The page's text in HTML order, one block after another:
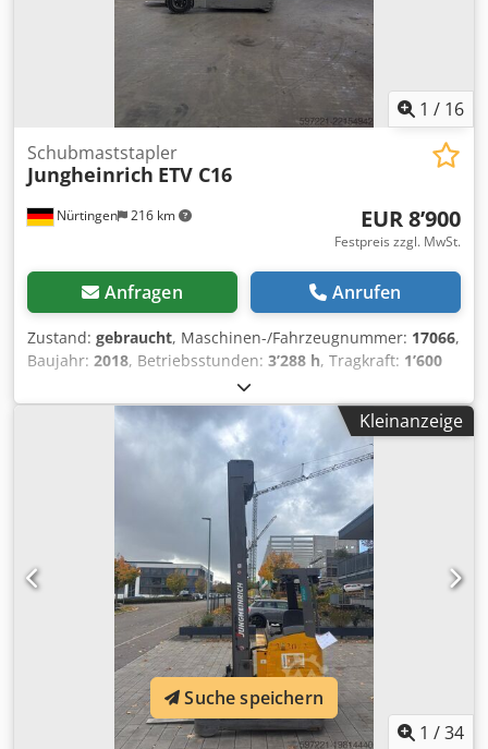
1 / 16
Nürtingen 216 km
Schubmaststapler
Jungheinrich ETV C16
EUR 8’900
Festpreis zzgl. MwSt.
Anfragen Anrufen
Zustand: gebraucht, Maschinen-/Fahrzeugnummer: 17066,
Baujahr: 2018, Betriebsstunden: 3’288 h, Tragkraft: 1’600
, Freihub:
Lastschwerpunkt:600 mm, Kraftstofftyp:elektrisch,
Triplex , Bauhöhe:2’600 mm , Batteriespannung:
, Gabellänge: 1’150 mm, Vorderreifengröße:
200/50-10, Gesamtgewicht:
, 5145476 Seriennummer: 91133364 Dwodpozfdz Tofx
Afxja Batterie-Details: 48 V, 4 PzS, 620 Ah (Baujahr 2018)
Kleinanzeige
1 /34
Suche speichern